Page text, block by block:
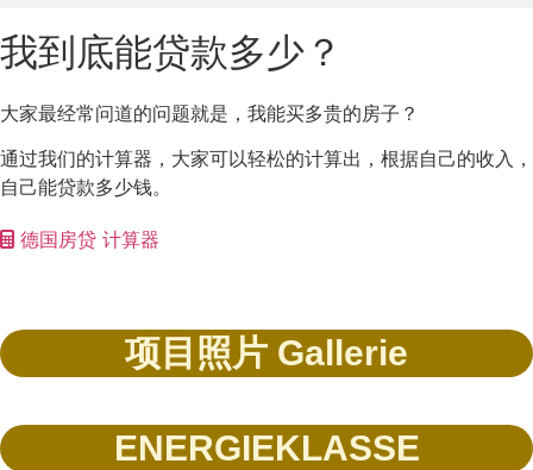
我到底能贷款多少？
大家最经常问道的问题就是，我能买多贵的房子？
通过我们的计算器，大家可以轻松的计算出，根据自己的收入，
自己能贷款多少钱。
德国房贷 计算器
项目照片 Gallerie
ENERGIEKLASSE